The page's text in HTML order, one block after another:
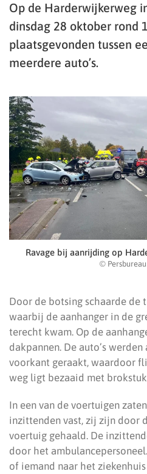
Op de Harderwijkerweg
dinsdag 28 oktober rond
plaatsgevonden tussen
meerdere auto’s.
Ravage bij aanrijding op
©
Door de botsing schaarde de
waarbij de aanhanger in de
terecht kwam. Op de
dakpannen. De auto’s
voorkant geraakt, waardoor
weg ligt bezaaid met
In een van de voertuigen
inzittenden vast, zij zijn door
voertuig gehaald. De
door het
of iemand naar het